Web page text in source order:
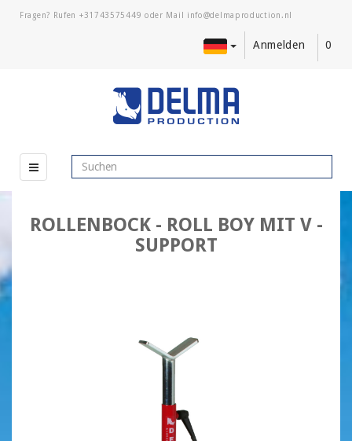
Fragen? Rufen +31743575449 oder Mail
Anmelden 0
ROLLENBOCK - ROLL BOY MIT V -
SUPPORT